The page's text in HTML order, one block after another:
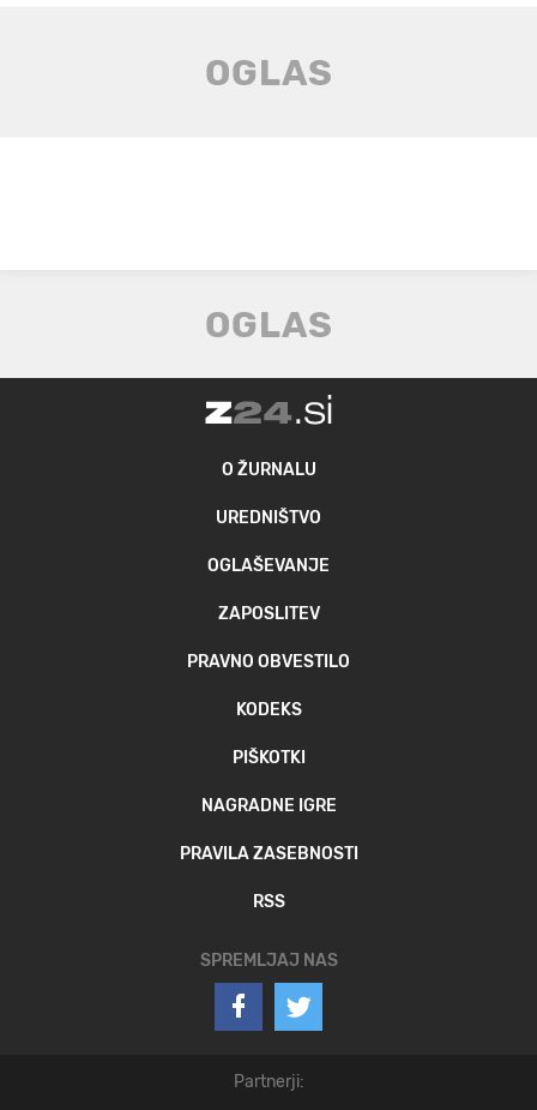
O ŽURNALU
UREDNIŠTVO
OGLAŠEVANJE
ZAPOSLITEV
PRAVNO OBVESTILO
KODEKS
PIŠKOTKI
NAGRADNE IGRE
PRAVILA ZASEBNOSTI
RSS
SPREMLJAJ NAS
Partnerji: